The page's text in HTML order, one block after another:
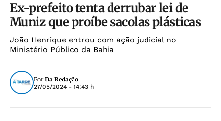
Ex-prefeito tenta derrubar lei de
Muniz que proíbe sacolas plásticas
João Henrique entrou com ação judicial no
Ministério Público da Bahia
Por Da Redação
27/05/2024 - 14:43 h